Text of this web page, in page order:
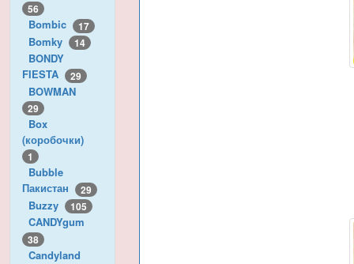
56
Bombic 17
Bomky 14
BONDY
FIESTA
29
BOWMAN
29
Box
(коробочки)
1
Bubble
Пакистан
29
Buzzy 105
CANDYgum
38
Candyland